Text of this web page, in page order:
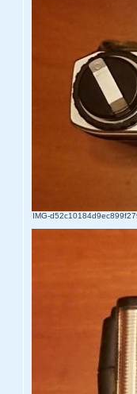
IMG-